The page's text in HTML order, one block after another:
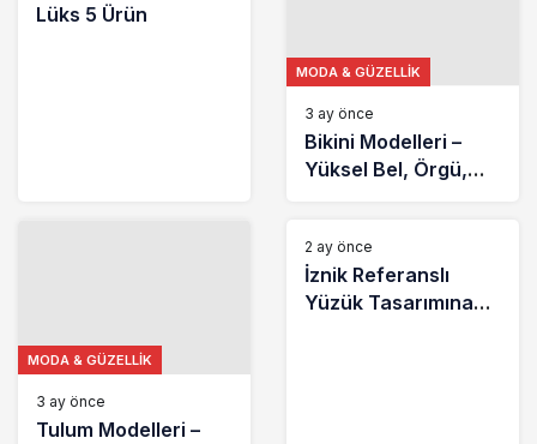
Lüks 5 Ürün
MODA & GÜZELLIK
3 ay önce
Bikini Modelleri –
Yüksel Bel, Örgü,
MODA & GÜZELLIK
3 ay önce
Tulum Modelleri –
2 ay önce
İznik Referanslı
Yüzük Tasarımına